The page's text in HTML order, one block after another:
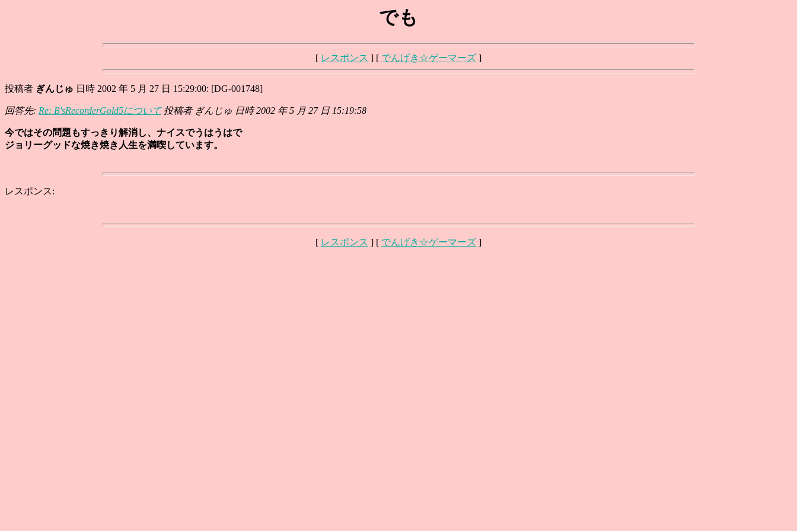
でも
[ レスポンス ] [ でんげき☆ゲーマーズ ]
投稿者 ぎんじゅ 日時 2002 年 5 月 27 日 15:29:00: [DG-001748]
回答先: Re: B'sRecorderGold5について投稿者 ぎんじゅ 日時 2002 年 5 月 27 日 15:19:58
今ではその問題もすっきり解消し、ナイスでうはうはで
ジョリーグッドな焼き焼き人生を満喫しています。
レスポンス:
[ レスポンス ] [ でんげき☆ゲーマーズ ]